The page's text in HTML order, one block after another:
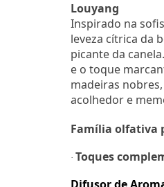
Louyang
Inspirado na
leveza cítrica da
picante da
e o toque
madeiras
acolhedor e
Família olfativa
· Toques